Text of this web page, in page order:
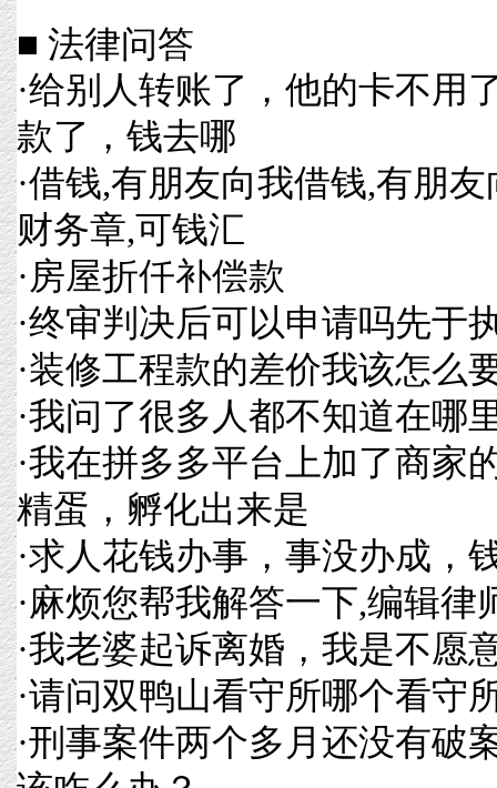
■ 法律问答
·给别人转账了，他的卡不用
款了，钱去哪
·借钱,有朋友向我借钱,有朋
财务章,可钱汇
·房屋折仟补偿款
·终审判决后可以申请吗先于
·装修工程款的差价我该怎么
·我问了很多人都不知道在哪
·我在拼多多平台上加了商家
精蛋，孵化出来是
·求人花钱办事，事没办成，
·麻烦您帮我解答一下,编辑律
·我老婆起诉离婚，我是不愿
·请问双鸭山看守所哪个看守
·刑事案件两个多月还没有破